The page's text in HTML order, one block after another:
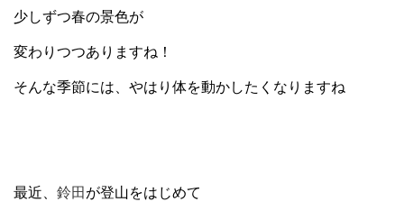
少しずつ春の景色が
変わりつつありますね！
そんな季節には、やはり体を動かしたくなりますね
最近、 鈴田 が登山をはじめて